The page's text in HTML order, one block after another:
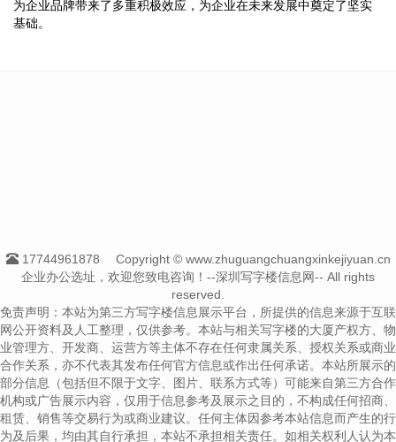
为企业品牌带来了多重积极效应，为企业在未来发展中奠定了坚实
基础。
17744961878
Copyright © www.zhuguangchuangxinkejiyuan.cn
企业办公选址，欢迎您致电咨询！--深圳写字楼信息网-- All rights
reserved.
免责声明：本站为第三方写字楼信息展示平台，所提供的信息来源于互联
网公开资料及人工整理，仅供参考。本站与相关写字楼的大厦产权方、物
业管理方、开发商、运营方等主体不存在任何隶属关系、授权关系或商业
合作关系，亦不代表其发布任何官方信息或作出任何承诺。本站所展示的
部分信息（包括但不限于文字、图片、联系方式等）可能来自第三方合作
机构或广告展示内容，仅用于信息参考及展示之目的，不构成任何招商、
租赁、销售等交易行为或商业建议。任何主体因参考本站信息而产生的行
为及后果，均由其自行承担，本站不承担相关责任。如相关权利人认为本